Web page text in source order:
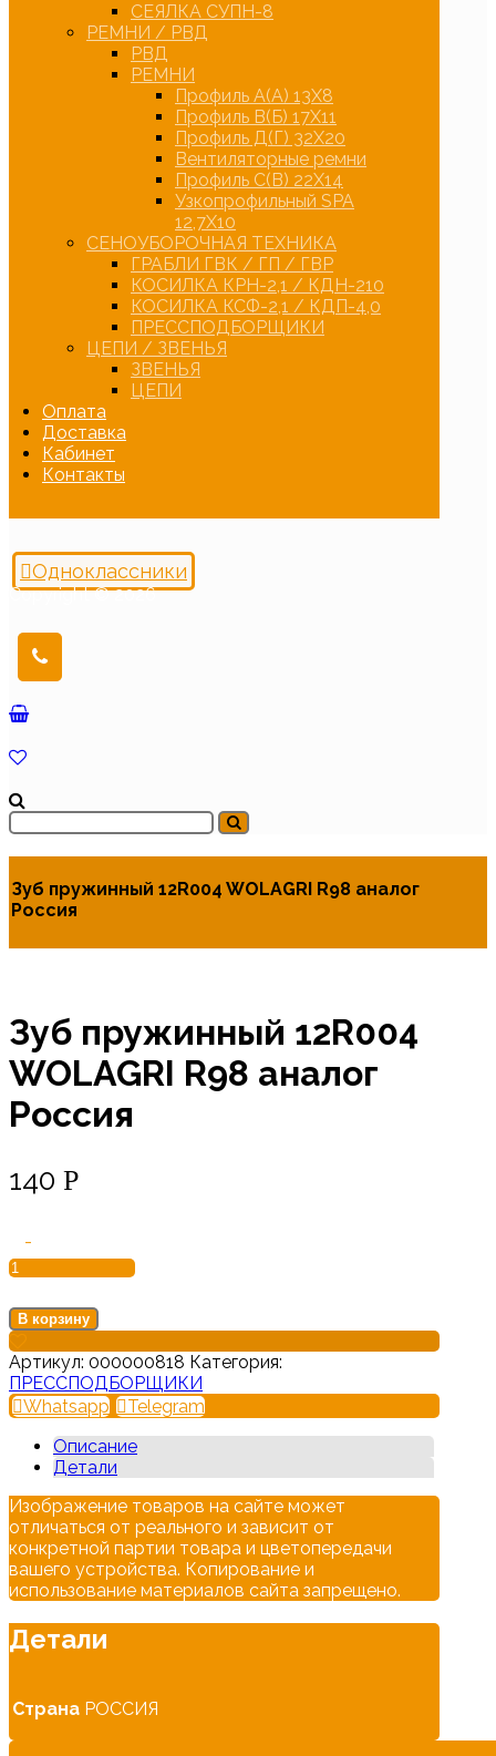
СЕЯЛКА СУПН-8
РЕМНИ / РВД
РВД
РЕМНИ
Профиль А(А) 13Х8
Профиль В(Б) 17Х11
Профиль Д(Г) 32Х20
Вентиляторные ремни
Профиль С(В) 22Х14
Узкопрофильный SPA
12,7Х10
СЕНОУБОРОЧНАЯ ТЕХНИКА
ГРАБЛИ ГВК / ГП / ГВР
КОСИЛКА КРН-2,1 / КДН-210
КОСИЛКА КСФ-2,1 / КДП-4,0
ПРЕССПОДБОРЩИКИ
ЦЕПИ / ЗВЕНЬЯ
ЗВЕНЬЯ
ЦЕПИ
Оплата
Доставка
Кабинет
Контакты
Одноклассники
Copyright © 2026
Зуб пружинный 12R004 WOLAGRI R98 аналог
Россия
Зуб пружинный 12R004
WOLAGRI R98 аналог
Россия
140 Р
товара
Зуб
12R004
WOLAGRI
R98
аналог
Россия
-
В корзину
Артикул: 000000818 Категория:
ПРЕССПОДБОРЩИКИ
Whatsapp
Telegram
Описание
Детали
Изображение товаров на сайте может
отличаться от реального и зависит от
конкретной партии товара и цветопередачи
вашего устройства. Копирование и
использование материалов сайта запрещено.
Детали
Страна РОССИЯ